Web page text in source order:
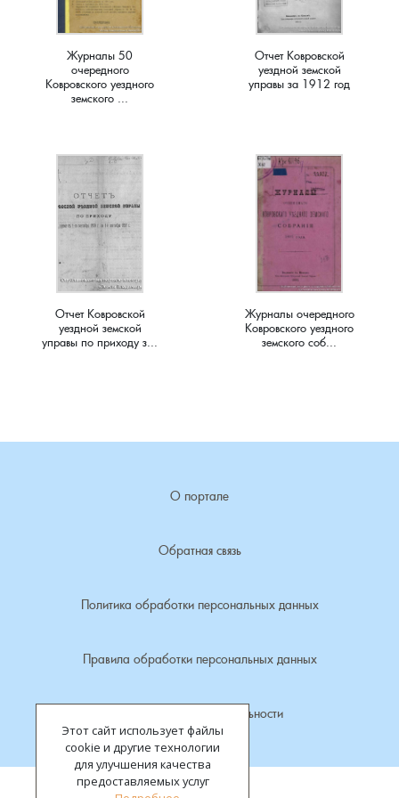
Этот сайт использует файлы
cookie и другие технологии
для улучшения качества
предоставляемых услуг
Журналы 50
очередного
Ковровского уездного
земского ...
Отчет Ковровской
уездной земской
управы за 1912 год
Отчет Ковровской
уездной земской
управы по приходу з...
Журналы очередного
Ковровского уездного
земского соб...
О портале
Обратная связь
Политика обработки персональных данных
Правила обработки персональных данных
Политика конфиденциальности
Краснораменье, деревня
Круглово, село
Куницыно, дерервня
Курменёво, деревня
Лаптево, село
Лезжени, деревня
Леонтьево, село
Лубенкино, деревня
Марьинка, деревня
Микшино, деревня
Хорятино, деревня
Ченцы, деревня
Эсино, деревня